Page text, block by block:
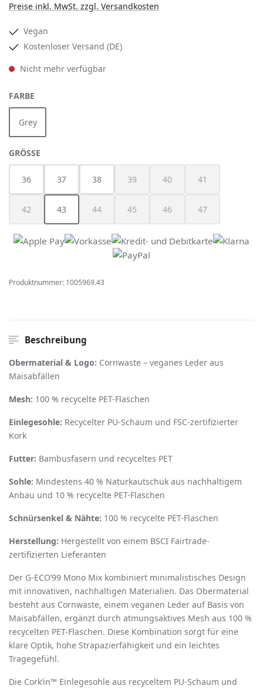
Preise inkl. MwSt. zzgl. Versandkosten
Vegan
Kostenloser Versand (DE)
Nicht mehr verfügbar
FARBE
Grey
(Diese Option ist zurzeit nicht verfügbar.)
GRÖSSE
36 37 38 39
(Diese Option ist zurzeit nicht
40
(Diese Option ist zurzeit
41
(Diese Option ist
42
(Diese Option ist zurzeit nicht verfügbar.)
43
(Diese Option ist zurzeit nicht verfügbar.)
44
(Diese Option ist zurzeit nicht verfügbar.)
45
(Diese Option ist zurzeit nicht
46
(Diese Option ist zurzeit
47
(Diese Option ist
Produktnummer: 1005969.43
Beschreibung
Obermaterial & Logo: Cornwaste – veganes Leder aus
Maisabfällen
Mesh: 100 % recycelte PET-Flaschen
Einlegesohle: Recycelter PU-Schaum und FSC-zertifizierter
Kork
Futter: Bambusfasern und recyceltes PET
Sohle: Mindestens 40 % Naturkautschuk aus nachhaltigem
Anbau und 10 % recycelte PET-Flaschen
Schnürsenkel & Nähte: 100 % recycelte PET-Flaschen
Herstellung: Hergestellt von einem BSCI Fairtrade-
zertifizierten Lieferanten
Der G-ECO’99 Mono Mix kombiniert minimalistisches Design
mit innovativen, nachhaltigen Materialien. Das Obermaterial
besteht aus Cornwaste, einem veganen Leder auf Basis von
Maisabfällen, ergänzt durch atmungsaktives Mesh aus 100 %
recycelten PET-Flaschen. Diese Kombination sorgt für eine
klare Optik, hohe Strapazierfähigkeit und ein leichtes
Tragegefühl.
Die Cork’in™ Einlegesohle aus recyceltem PU-Schaum und